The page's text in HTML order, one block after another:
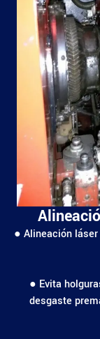
● Alineación
● Evita
desgaste